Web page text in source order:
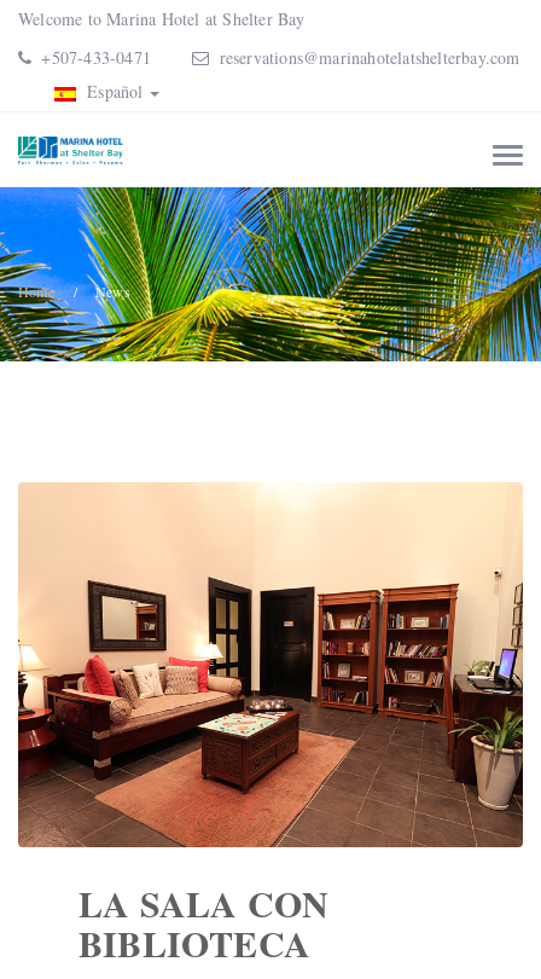
Welcome to Marina Hotel at Shelter Bay
+507-433-0471
reservations@marinahotelatshelterbay.com
Español
Home News
LA SALA CON
BIBLIOTECA